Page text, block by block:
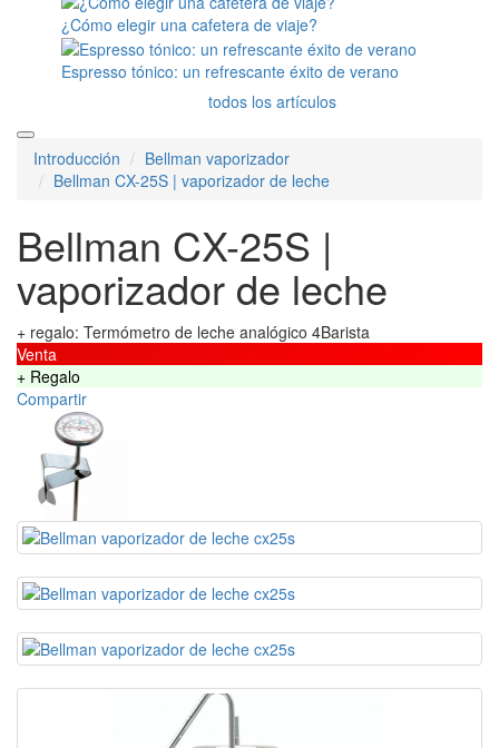
¿Cómo elegir una cafetera de viaje?
Espresso tónico: un refrescante éxito de verano
todos los artículos
Introducción
Bellman vaporizador
Bellman CX-25S | vaporizador de leche
Bellman CX-25S |
vaporizador de leche
+ regalo: Termómetro de leche analógico 4Barista
Venta
+ Regalo
Compartir